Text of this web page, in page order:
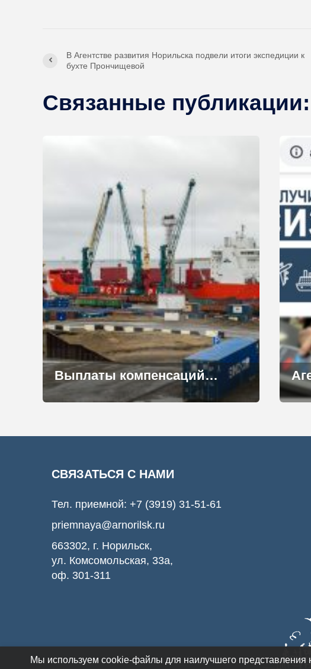
В Агентстве развития Норильска подвели итоги экспедиции к
бухте Прончищевой
Связанные публикации:
Выплаты компенсаций за доставку грузов продолжаются
СВЯЗАТЬСЯ С НАМИ
Тел. приемной: +7 (3919) 31-51-61
priemnaya@arnorilsk.ru
663302, г. Норильск,
ул. Комсомольская, 33а,
оф. 301-311
Мы используем cookie-файлы для наилучшего представления